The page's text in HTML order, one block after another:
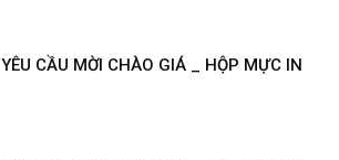
YÊU CẦU MỜI CHÀO GIÁ _ HỘP MỰC IN